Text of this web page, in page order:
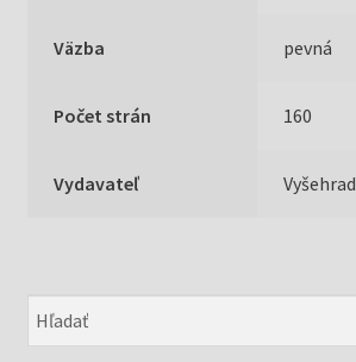
Väzba pevná
Počet strán 160
Vydavateľ Vyšehrad